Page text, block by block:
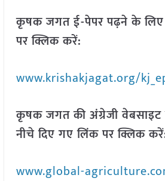
कृषक जगत ई-पेपर पढ़ने के लिए
पर क्लिक करें:
www.krishakjagat.org/
कृषक जगत की अंग्रेजी
नीचे दिए गए लिंक पर क्लिक
www.global-